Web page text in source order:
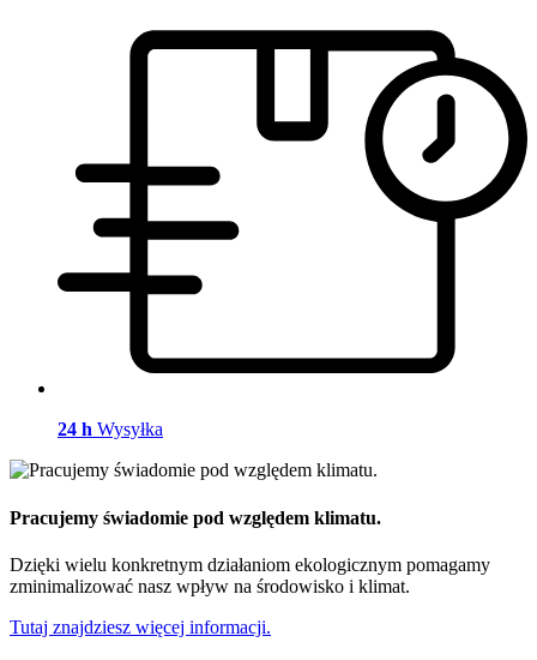
24 h Wysyłka
Pracujemy świadomie pod względem klimatu.
Dzięki wielu konkretnym działaniom ekologicznym pomagamy
zminimalizować nasz wpływ na środowisko i klimat.
Tutaj znajdziesz więcej informacji.